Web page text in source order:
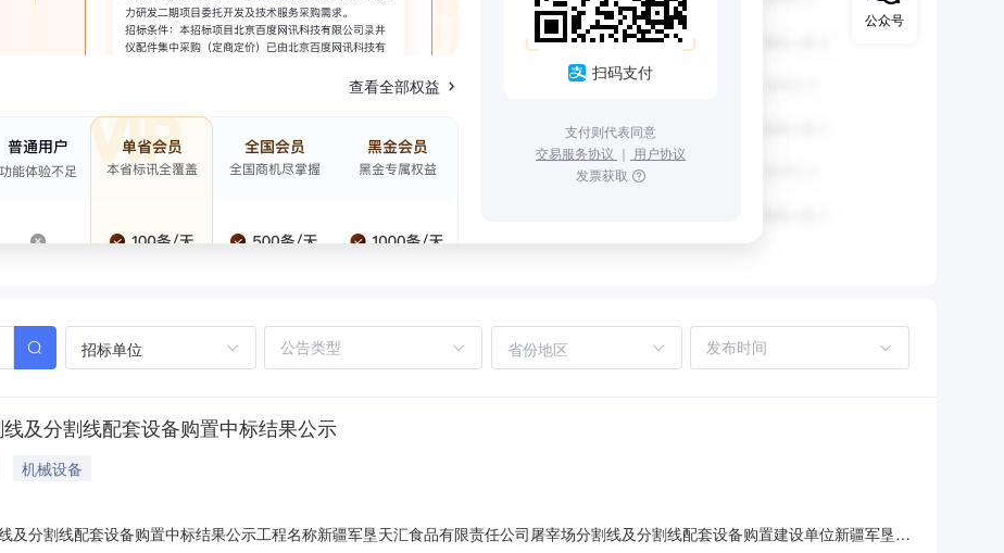
查看全部权益
扫码支付
支付则代表同意
交易服务协议 ｜ 用户协议
发票获取
招标单位 省份地区
及分割线配套设备购置中标结果公示
机械设备
及分割线配套设备购置中标结果公示工程名称新疆军垦天汇食品有限责任公司屠宰场分割线及分割线配套设备购置建设单位新疆军垦天
公众号